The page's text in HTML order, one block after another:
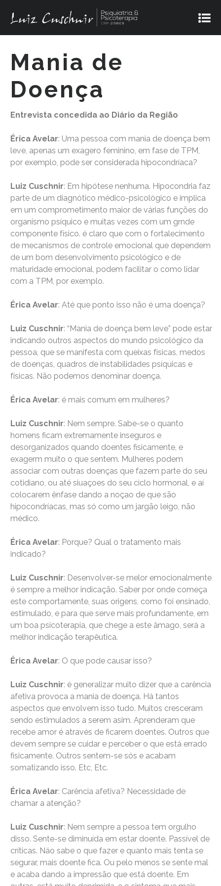
Mania de
Doença
Entrevista concedida ao Diário da Região
Érica Avelar: Uma pessoa com mania de doença bem
leve, apenas um exagero feminino, em fase de TPM,
por exemplo, pode ser considerada hipocondríaca?
Luiz Cuschnir: Em hipótese nenhuma. Hipocondria faz
parte de um diagnótico médico-psicológico e implica
em um comprometimento maior de várias funções do
organismo psíquico e muitas vezes com um grnde
componente físico. é claro que com o fortalecimento
de mecanismos de controle emocional que dependem
de um bom desenvolvimento psicológico e de
maturidade emocional, podem facilitar o como lidar
com a TPM, por exemplo.
Érica Avelar: Até que ponto isso não é uma doença?
Luiz Cuschnir: “Mania de doença bem leve” pode estar
indicando outros aspectos do mundo psicológico da
pessoa, que se manifesta com queixas físicas, medos
de doenças, quadros de instabilidades psíquicas e
físicas. Não podemos denominar doença.
Érica Avelar: é mais comum em mulheres?
Luiz Cuschnir: Nem sempre. Sabe-se o quanto
homens ficam extremamente inseguros e
desorganizados quando doentes fisicamente, e
exagerm muito o que sentem. Mulheres podem
associar com outras doenças que fazem parte do seu
cotidiano, ou até siuaçoes do seu ciclo hormonal, e aí
colocarem ênfase dando a noçao de que são
hipocondríacas, mas só como um jargão leigo, não
médico.
Érica Avelar: Porque? Qual o tratamento mais
indicado?
Luiz Cuschnir: Desenvolver-se melor emocionalmente
é sempre a melhor indicação. Saber por onde começa
este comportamente, suas origens, como foi ensinado,
estimulado, e para que serve mais profundamente, em
um boa psicoterapia, que chege a este âmago, será a
melhor indicação terapêutica.
Érica Avelar: O que pode causar isso?
Luiz Cuschnir: é generalizar muito dizer que a carência
afetiva provoca a mania de doença. Há tantos
aspectos que envolvem isso tudo. Muitos cresceram
sendo estimulados a serem asim. Aprenderam que
recebe amor é através de ficarem doentes. Outros que
devem sempre se cuidar e perceber o que está errado
fisicamente. Outros sentem-se sós e acabam
somatizando isso. Etc, Etc.
Érica Avelar: Carência afetiva? Necessidade de
chamar a atenção?
Luiz Cuschnir: Nem sempre a pessoa tem orgulho
disso. Sente-se diminuída em estar doente. Passível de
críticas. Náo sabe o que fazer e quanto mais tenta se
segurar, mais doente fica. Ou pelo menos se sente mal
e acaba dando a impressão que está doente. Em